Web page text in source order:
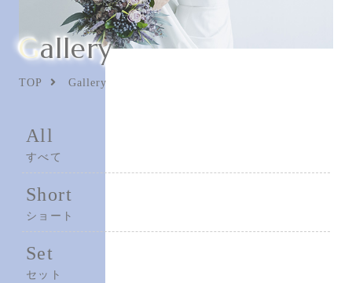
Gallery
TOP Gallery
All
すべて
Short
ショート
Set
セット